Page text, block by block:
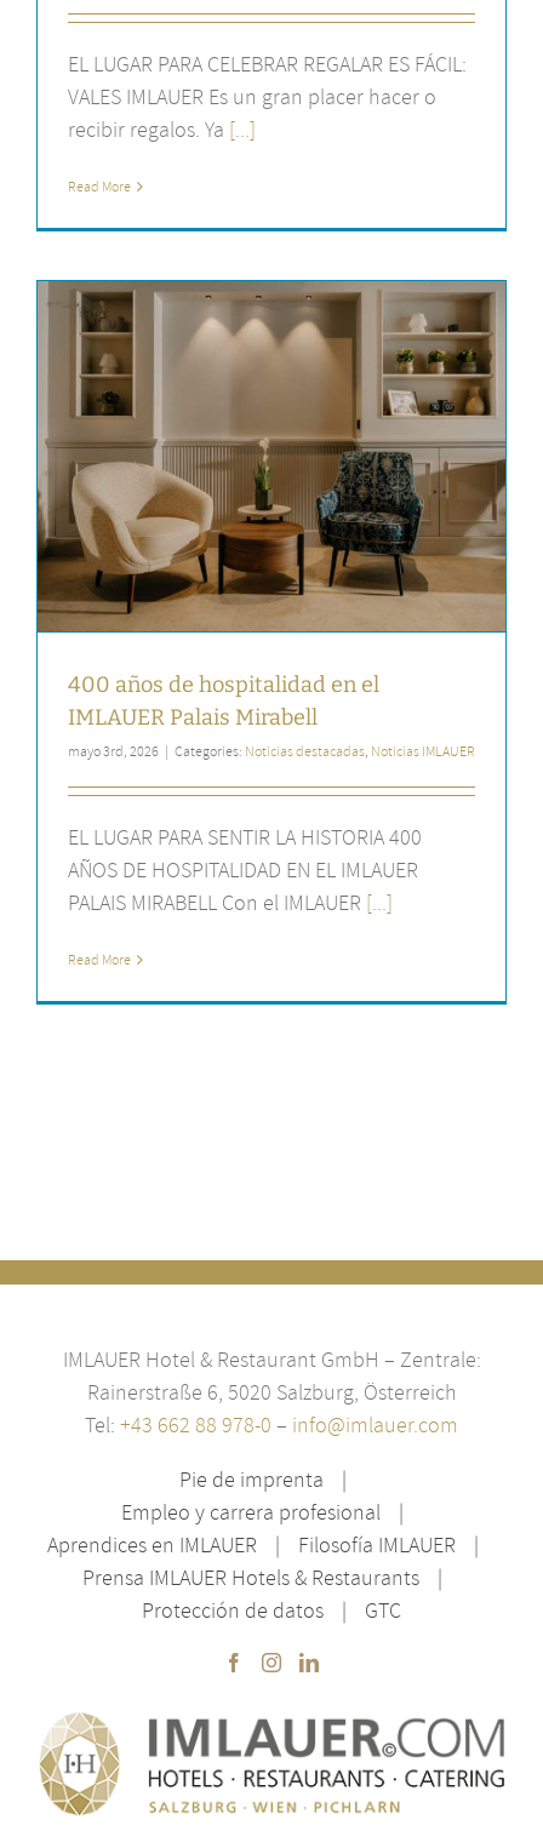
EL LUGAR PARA CELEBRAR REGALAR ES FÁCIL:
VALES IMLAUER Es un gran placer hacer o
recibir regalos. Ya [...]
Read More
400 años de hospitalidad en el
IMLAUER Palais Mirabell
mayo 3rd, 2026 | Categories: Noticias destacadas, Noticias IMLAUER
EL LUGAR PARA SENTIR LA HISTORIA 400
AÑOS DE HOSPITALIDAD EN EL IMLAUER
PALAIS MIRABELL Con el IMLAUER [...]
Read More
IMLAUER Hotel & Restaurant GmbH – Zentrale:
Rainerstraße 6, 5020 Salzburg, Österreich
Tel: +43 662 88 978-0 – info@imlauer.com
Pie de imprenta
Empleo y carrera profesional
Aprendices en IMLAUER
Filosofía IMLAUER
Prensa IMLAUER Hotels & Restaurants
Protección de datos
GTC